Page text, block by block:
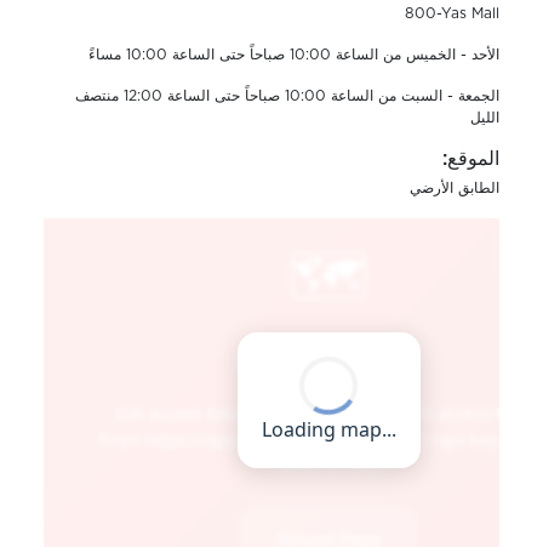
800-Yas Mall
الأحد - الخميس من الساعة 10:00 صباحاً حتى الساعة 10:00 مساءً
الجمعة - السبت من الساعة 10:00 صباحاً حتى الساعة 12:00 منتصف
الليل
الموقع:
الطابق الأرضي